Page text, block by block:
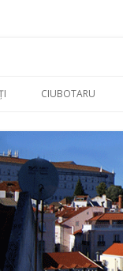
CIUBOTARU